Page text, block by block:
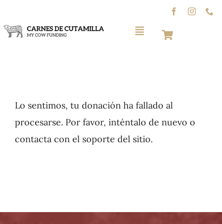
to
content
Toggle
News/Recetas
Directo a tu mesa
Lo sentimos, tu donación ha fallado al
procesarse. Por favor, inténtalo de nuevo o
contacta con el soporte del sitio.